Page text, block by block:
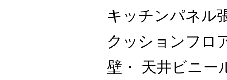
キッチンパネル
クッションフロ
壁・ 天井ビニー